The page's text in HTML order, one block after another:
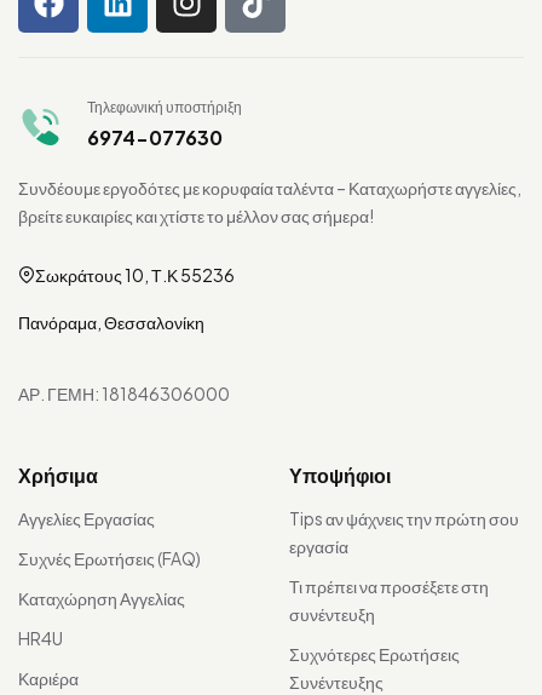
Τηλεφωνική υποστήριξη
6974-077630
Συνδέουμε εργοδότες με κορυφαία ταλέντα – Καταχωρήστε αγγελίες,
βρείτε ευκαιρίες και χτίστε το μέλλον σας σήμερα!
Σωκράτους 10, Τ.Κ 55236
Πανόραμα, Θεσσαλονίκη
ΑΡ. ΓΕΜΗ: 181846306000
Χρήσιμα
Αγγελίες Εργασίας
Συχνές Ερωτήσεις (FAQ)
Καταχώρηση Αγγελίας
HR4U
Καριέρα
Υποψήφιοι
Tips αν ψάχνεις την πρώτη σου
εργασία
Τι πρέπει να προσέξετε στη
συνέντευξη
Συχνότερες Ερωτήσεις
Συνέντευξης